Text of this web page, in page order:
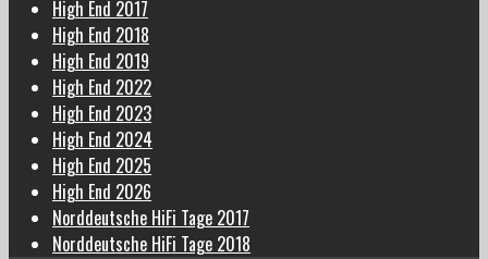
High End 2017
High End 2018
High End 2019
High End 2022
High End 2023
High End 2024
High End 2025
High End 2026
Norddeutsche HiFi Tage 2017
Norddeutsche HiFi Tage 2018